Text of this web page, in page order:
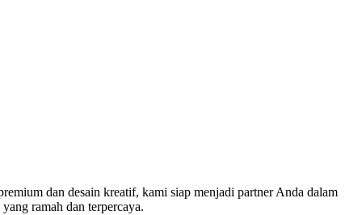
dan desain kreatif, kami siap menjadi partner Anda dalam
ramah dan terpercaya.